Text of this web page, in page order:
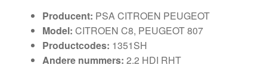
Producent: PSA CITROEN PEUGEOT
Model: CITROEN C8, PEUGEOT 807
Productcodes: 1351SH
Andere nummers: 2.2 HDI RHT